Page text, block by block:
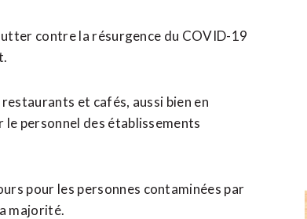
contre la résurgence du COVID-19
et cafés, aussi bien en
personnel des établissements
pour les personnes contaminées par
majorité.